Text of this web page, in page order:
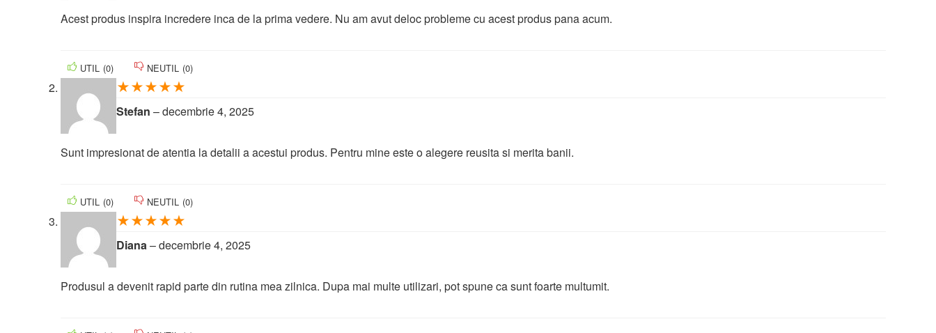
Acest produs inspira incredere inca de la prima vedere. Nu am avut deloc probleme cu acest produs pana acum.
UTIL (0) NEUTIL (0)
★★★★★
Stefan –decembrie 4, 2025
Sunt impresionat de atentia la detalii a acestui produs. Pentru mine este o alegere reusita si merita banii.
UTIL (0) NEUTIL (0)
★★★★★
Diana–decembrie 4, 2025
Produsul a devenit rapid parte din rutina mea zilnica. Dupa mai multe utilizari, pot spune ca sunt foarte multumit.